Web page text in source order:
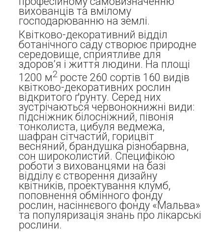
вихованців та вмілому
господарюванню на землі.
Квітково-декоративний відділ
ботанічного саду створює природне
середовище, сприятливе для
здоров’я і життя людини. На площі
1200 м2 росте 260 сортів 160 видів
квітково-декоративних рослин
відкритого ґрунту. Серед них
зустрічаються червонокнижні види:
підсніжник білосніжний, півонія
тонколиста, цибуля ведмежа,
шафран сітчастий, горицвіт
весняний, брандушка різнобарвна,
сон широколистий. Специфікою
роботи з вихованцями на базі
відділу є створення дизайну
квітників, проектування клумб,
поповнення обмінного фонду
рослин, насіннєвого фонду «Мальва»
та популяризація знань про лікарські
рослини.